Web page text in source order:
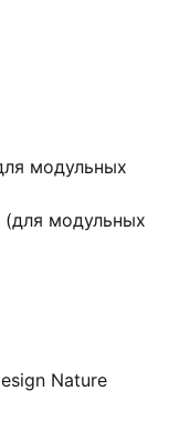
модульных
(для модульных
Nature